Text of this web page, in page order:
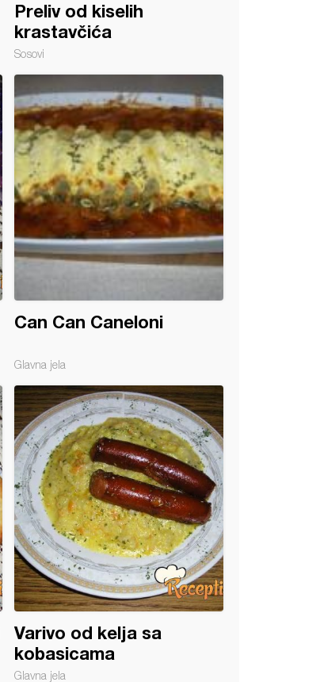
Preliv od kiselih
krastavčića
Sosovi
Can Can Caneloni
Glavna jela
Varivo od kelja sa
kobasicama
Glavna jela